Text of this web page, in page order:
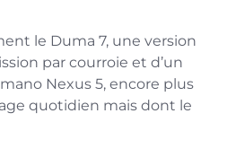
le Duma 7, une version
par courroie et d’un
Nexus 5, encore plus
quotidien mais dont le